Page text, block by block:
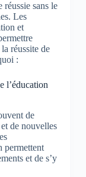
sans le
Les
et
réussite de
:
l’éducation
de
de nouvelles
permettent
et de s’y